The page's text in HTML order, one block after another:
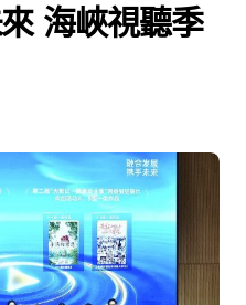
海峽視聽季